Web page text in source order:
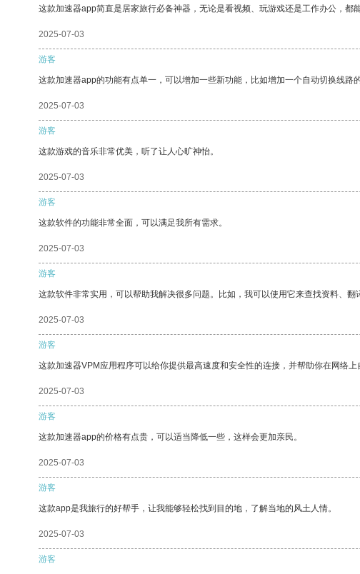
这款加速器app简直是居家旅行必备神器，无论是看视频、玩游戏还是工作办公，
2025-07-03
游客
这款加速器app的功能有点单一，可以增加一些新功能，比如增加一个自动切换线路的
2025-07-03
游客
这款游戏的音乐非常优美，听了让人心旷神怡。
2025-07-03
游客
这款软件的功能非常全面，可以满足我所有需求。
2025-07-03
游客
这款软件非常实用，可以帮助我解决很多问题。比如，我可以使用它来查找资料、翻
2025-07-03
游客
这款加速器VPM应用程序可以给你提供最高速度和安全性的连接，并帮助你在网络上
2025-07-03
游客
这款加速器app的价格有点贵，可以适当降低一些，这样会更加亲民。
2025-07-03
游客
这款app是我旅行的好帮手，让我能够轻松找到目的地，了解当地的风土人情。
2025-07-03
游客